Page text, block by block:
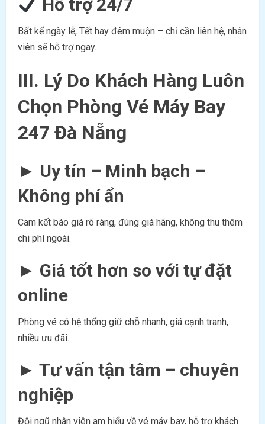
Hỗ trợ 24/7
Bất kể ngày lễ, Tết hay đêm muộn – chỉ cần liên hệ, nhân
viên sẽ hỗ trợ ngay.
III. Lý Do Khách Hàng Luôn
Chọn Phòng Vé Máy Bay
247 Đà Nẵng
► Uy tín – Minh bạch –
Không phí ẩn
Cam kết báo giá rõ ràng, đúng giá hãng, không thu thêm
chi phí ngoài.
► Giá tốt hơn so với tự đặt
online
Phòng vé có hệ thống giữ chỗ nhanh, giá cạnh tranh,
nhiều ưu đãi.
► Tư vấn tận tâm – chuyên
nghiệp
Đội ngũ nhân viên am hiểu về vé máy bay, hỗ trợ khách